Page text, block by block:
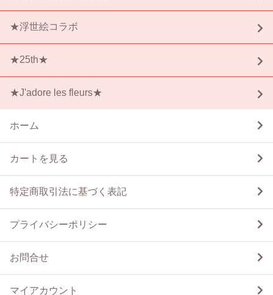
★浮世絵コラボ
★25th★
★J'adore les fleurs★
ホーム
カートを見る
特定商取引法に基づく表記
プライバシーポリシー
お問合せ
マイアカウント